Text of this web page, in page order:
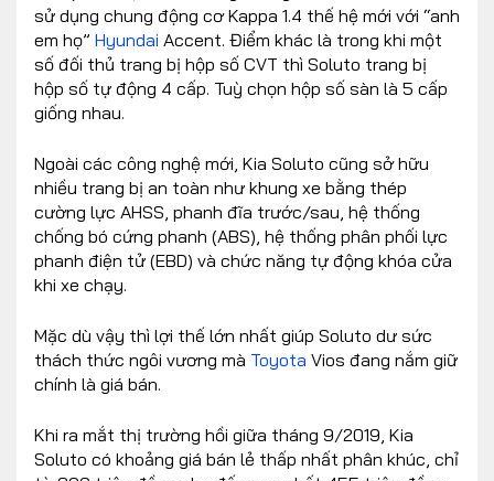
sử dụng chung động cơ Kappa 1.4 thế hệ mới với “anh
em họ” Hyundai Accent. Điểm khác là trong khi một
số đối thủ trang bị hộp số CVT thì Soluto trang bị
hộp số tự động 4 cấp. Tuỳ chọn hộp số sàn là 5 cấp
giống nhau.
Ngoài các công nghệ mới, Kia Soluto cũng sở hữu
nhiều trang bị an toàn như khung xe bằng thép
cường lực AHSS, phanh đĩa trước/sau, hệ thống
chống bó cứng phanh (ABS), hệ thống phân phối lực
phanh điện tử (EBD) và chức năng tự động khóa cửa
khi xe chạy.
Mặc dù vậy thì lợi thế lớn nhất giúp Soluto dư sức
thách thức ngôi vương mà Toyota Vios đang nắm giữ
chính là giá bán.
Khi ra mắt thị trường hồi giữa tháng 9/2019, Kia
Soluto có khoảng giá bán lẻ thấp nhất phân khúc, chỉ